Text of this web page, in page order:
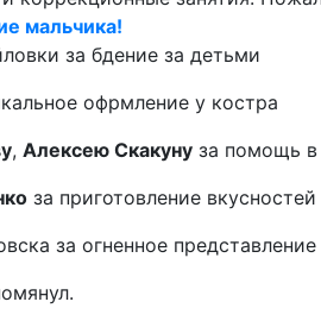
мальчика!
за бдение за детьми
офрмление у костра
, Алексею Скакуну за помощь в
за приготовление вкусностей
за огненное представление